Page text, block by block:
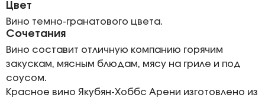
Цвет
Вино темно-гранатового цвета.
Сочетания
Вино составит отличную компанию горячим
закускам, мясным блюдам, мясу на гриле и под
соусом.
Красное вино Якубян-Хоббс Арени изготовлено из